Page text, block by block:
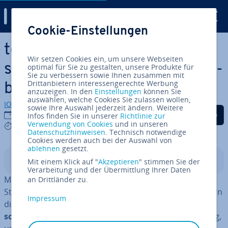
Zum Haupt­in­halt springen
tee-Befehl in Linux: So
schreiben Sie Stan­dard­aus­ga­
ben parallel in Dateien
IONOS Redaktion
04.07.2022
4 mins
Auf Facebook teilen
Auf Twitter teilen
Auf LinkedIn
In­halts­ver­zeich­nis
Mit dem tee-Befehl bietet
Stan­dard­ein­ga­be nicht nur normal aus­zu­ge­ben, sondern
diese
zu­sätz­lich in eine oder mehrere Dateien zu
schreiben
. Damit ist dieser Befehl eine nützliche Lösung,
Cookie-Einstellungen
Wir setzen Cookies ein, um unsere Webseiten
optimal für Sie zu gestalten, unsere Produkte für
Sie zu verbessern sowie Ihnen zusammen mit
Drittanbietern interessengerechte Werbung
anzuzeigen. In den Einstellungen können Sie
auswählen, welche Cookies Sie zulassen wollen,
sowie Ihre Auswahl jederzeit ändern. Weitere
Infos finden Sie in unserer Richtlinie zur
Verwendung von Cookies und in unseren
Datenschutzhinweisen. Technisch notwendige
Cookies werden auch bei der Auswahl von
ablehnen gesetzt.
Mit einem Klick auf "Akzeptieren" stimmen Sie der
Verarbeitung und der Übermittlung Ihrer Daten
an Drittländer zu.
Impressum